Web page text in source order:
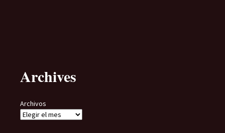
Archives
Archivos